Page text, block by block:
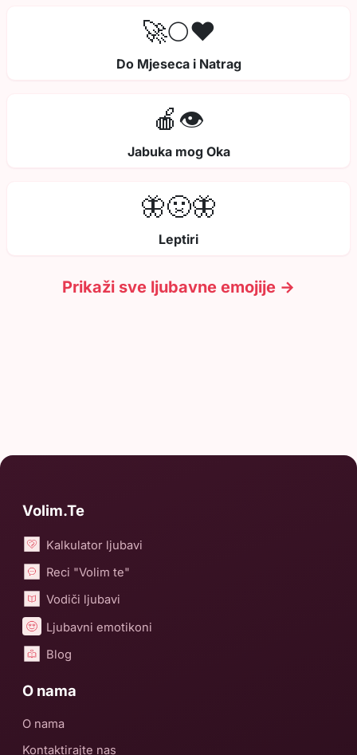
🚀🌕❤️
Do Mjeseca i Natrag
🍎👁️
Jabuka mog Oka
🦋🤢🦋
Leptiri
Prikaži sve ljubavne emojije →
Volim.Te
Kalkulator ljubavi
Reci "Volim te"
Vodiči ljubavi
Ljubavni emotikoni
Blog
O nama
O nama
Kontaktirajte nas